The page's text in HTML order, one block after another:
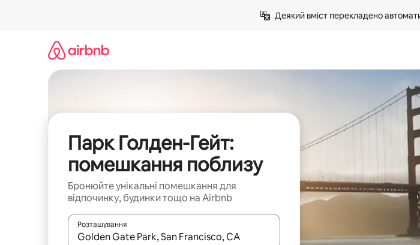
Деякий вміст перекладено
Парк Голден-Гейт:
помешкання поблизу
Бронюйте унікальні помешкання для
відпочинку, будинки тощо на Airbnb
Розташування
Отримавши результати пошуку, використовуйте для навігації сторінкою клавіші зі